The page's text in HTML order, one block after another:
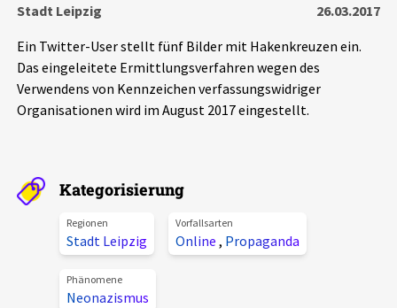
Leipziger Zustände
Phänomene
Aktuelles
Alle Beiträge
Über uns
Stadt Leipzig
26.03.2017
Ein Twitter-User stellt fünf Bilder mit Hakenkreuzen ein.
Das eingeleitete Ermittlungsverfahren wegen des
Verwendens von Kennzeichen verfassungswidriger
Organisationen wird im August 2017 eingestellt.
Kategorisierung
Regionen
Stadt Leipzig
Vorfallsarten
Online , Propaganda
Phänomene
Neonazismus